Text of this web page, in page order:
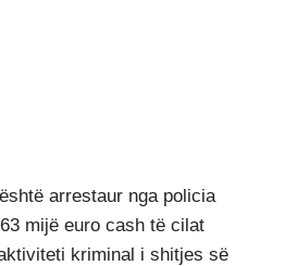
arrestaur nga policia
mijë euro cash të cilat
kriminal i shitjes së